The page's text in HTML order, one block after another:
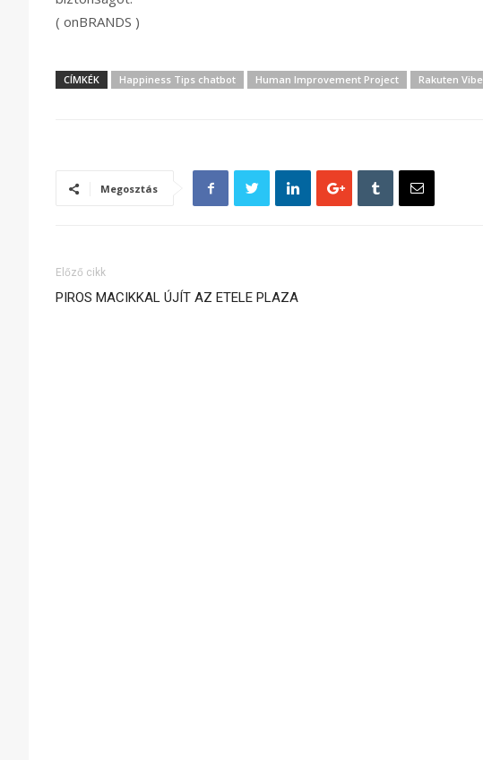
( onBRANDS )
CÍMKÉK Happiness Tips chatbot Human Improvement Project Rakuten
Megosztás
Előző cikk
PIROS MACIKKAL ÚJÍT AZ ETELE PLAZA